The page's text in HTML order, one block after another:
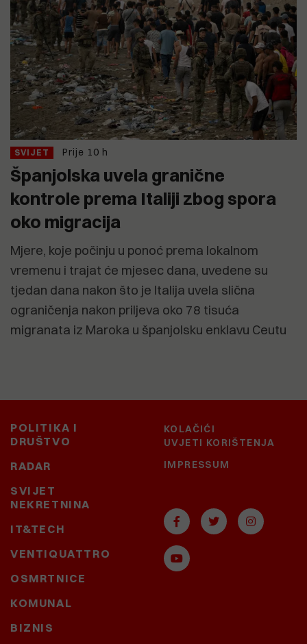
SVIJET Prije 10 h
Španjolska uvela granične
kontrole prema Italiji zbog spora
oko migracija
Mjere, koje počinju u ponoć prema lokalnom
vremenu i trajat će mjesec dana, uvedene su
tjedan dana nakon što je Italija uvela slična
ograničenja nakon priljeva oko 78 tisuća
migranata iz Maroka u španjolsku enklavu Ceutu
POLITIKA I
DRUŠTVO
RADAR
SVIJET
NEKRETNINA
IT&TECH
VENTIQUATTRO
OSMRTNICE
KOMUNAL
BIZNIS
KOLAČIĆI
UVJETI KORIŠTENJA
IMPRESSUM